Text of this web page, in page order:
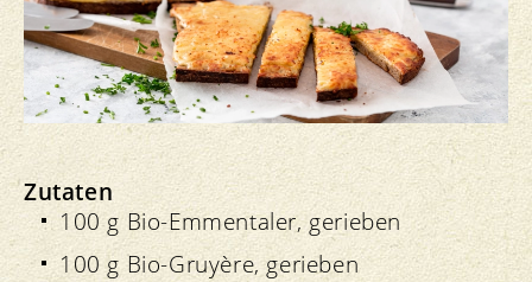
Zutaten
100 g Bio-Emmentaler, gerieben
100 g Bio-Gruyère, gerieben